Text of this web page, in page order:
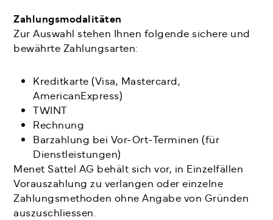
Zahlungsmodalitäten
Zur Auswahl stehen Ihnen folgende sichere und
bewährte Zahlungsarten:
Kreditkarte (Visa, Mastercard,
AmericanExpress)
TWINT
Rechnung
Barzahlung bei Vor-Ort-Terminen (für
Dienstleistungen)
Menet Sattel AG behält sich vor, in Einzelfällen
Vorauszahlung zu verlangen oder einzelne
Zahlungsmethoden ohne Angabe von Gründen
auszuschliessen.